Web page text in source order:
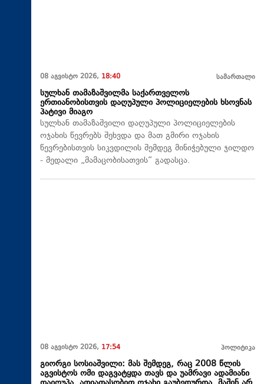
08 აგვისტო 2026, 18:40 სამართალი
სულხან თამაზაშვილმა საქართველოს
ერთიანობისთვის დაღუპული პოლიციელების ხსოვნას
პატივი მიაგო
სულხან თამაზაშვილი დაღუპული პოლიციელების
ოჯახის წევრებს შეხვდა და მათ გმირი ოჯახის
წევრებისთვის სიკვდილის შემდეგ მინიჭებული ჯილდო
- მედალი „მამაცობისათვის“ გადასცა.
08 აგვისტო 2026, 17:54 პოლიტიკა
გიორგი სოსიაშვილი: მას შემდეგ, რაც 2008 წლის
აგვისტოს ომი დაგვატყდა თავს და უამრავი ადამიანი